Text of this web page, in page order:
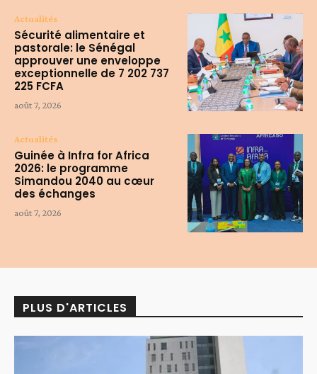
Actualités
Sécurité alimentaire et
pastorale: le Sénégal
approuver une enveloppe
exceptionnelle de 7 202 737
225 FCFA
août 7, 2026
Actualités
Guinée à Infra for Africa
2026: le programme
Simandou 2040 au cœur
des échanges
août 7, 2026
PLUS D'ARTICLES